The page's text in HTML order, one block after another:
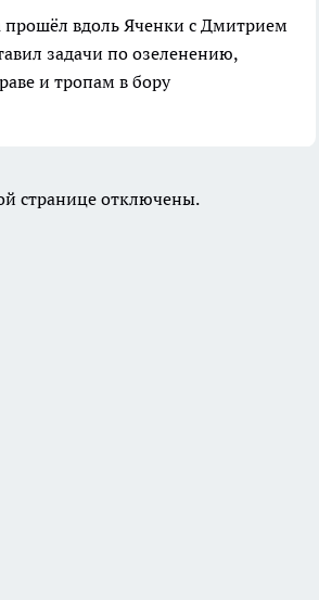
вдоль Яченки с Дмитрием
задачи по озеленению,
и тропам в бору
странице отключены.